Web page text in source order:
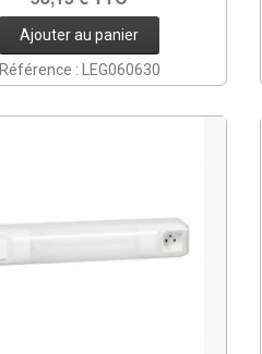
Ajouter au panier
Référence : LEG060630